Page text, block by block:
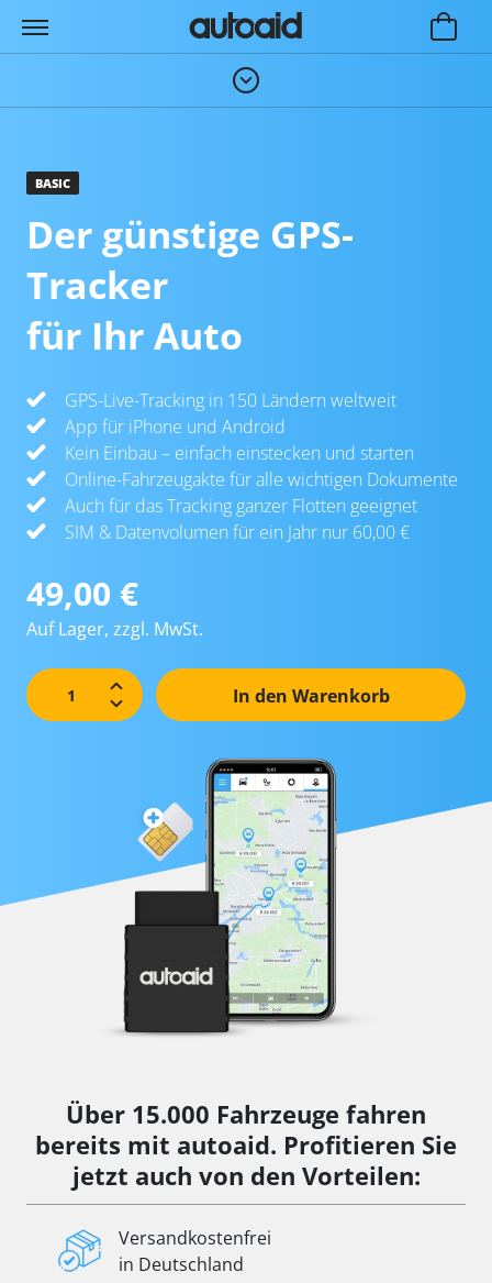
BASIC
Der günstige GPS-
Tracker
für Ihr Auto
GPS-Live-Tracking in 150 Ländern weltweit
App für iPhone und Android
Kein Einbau – einfach einstecken und starten
Online-Fahrzeugakte für alle wichtigen Dokumente
Auch für das Tracking ganzer Flotten geeignet
SIM & Datenvolumen für ein Jahr nur 60,00 €
49,00 €
Auf Lager, zzgl. MwSt.
In den Warenkorb
Über 15.000 Fahrzeuge fahren
bereits mit autoaid. Profitieren Sie
jetzt auch von den Vorteilen:
Versandkostenfrei
in Deutschland